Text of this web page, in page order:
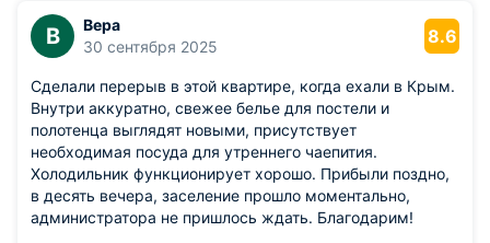
В
Вера
30 сентября 2025
8.6
Сделали перерыв в этой квартире, когда ехали в Крым.
Внутри аккуратно, свежее белье для постели и
полотенца выглядят новыми, присутствует
необходимая посуда для утреннего чаепития.
Холодильник функционирует хорошо. Прибыли поздно,
в десять вечера, заселение прошло моментально,
администратора не пришлось ждать. Благодарим!